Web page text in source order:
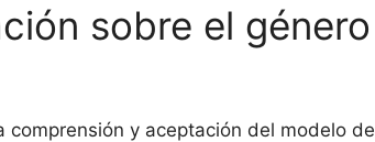
sobre el género
y aceptación del modelo de